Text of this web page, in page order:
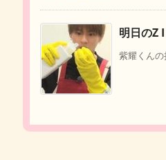
明日のZ
紫耀くん